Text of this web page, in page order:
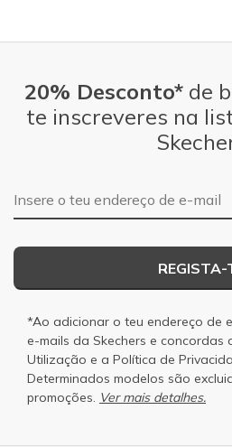
20% Desconto*de
te inscreveres na
Endereço de e-mail
REGISTA-
*Ao adicionar o teu endereço de
e-mails da Skechers e concordas
Utilização e a Política de
Determinados modelos são
promoções. Ver mais detalhes.